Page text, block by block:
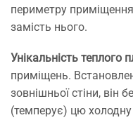
периметру
замість нього.
Унікальність теплого
приміщень.
зовнішньої стіни, він
(темперує) цю